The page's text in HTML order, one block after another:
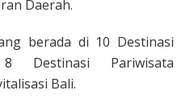
Daerah.
berada di 10 Destinasi
Destinasi Pariwisata
Bali.